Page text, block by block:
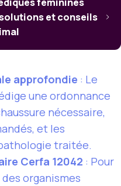
et conseils
approfondie : Le
une ordonnance
nécessaire,
et les
traitée.
Cerfa 12042 : Pour
organismes